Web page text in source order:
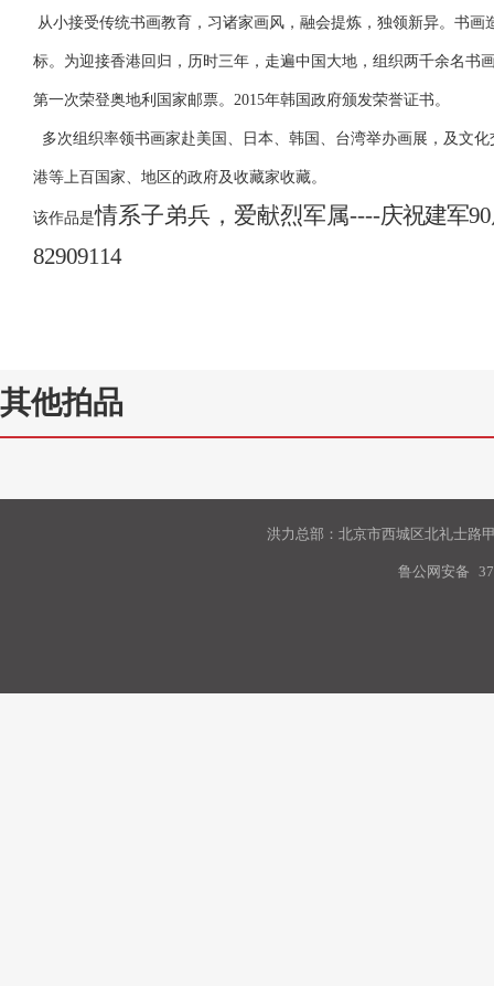
从小接受传统书画教育，习诸家画风，融会提炼，独领新异。书画
标。为迎接香港回归，历时三年，走遍中国大地，组织两千余名书
第一次荣登奥地利国家邮票。2015年韩国政府颁发荣誉证书。
多次组织率领书画家赴美国、日本、韩国、台湾举办画展，及文
港等上百国家、地区的政府及收藏家收藏。
该作品是情系子弟兵，爱献烈军属----庆祝建军
82909114
其他拍品
洪力总部：北京市西城区北礼士路
鲁公网安备